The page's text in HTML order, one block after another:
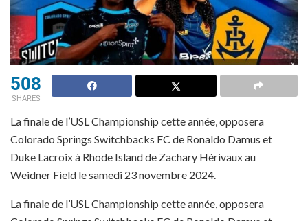
508
SHARES
La finale de l’USL Championship cette année, opposera
Colorado Springs Switchbacks FC de Ronaldo Damus et
Duke Lacroix à Rhode Island de Zachary Hérivaux au
Weidner Field le samedi 23 novembre 2024.
La finale de l’USL Championship cette année, opposera